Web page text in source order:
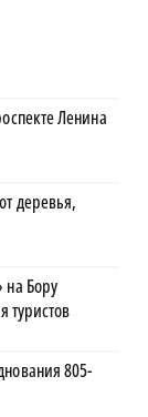
Ленина
деревья,
Бору
туристов
805-